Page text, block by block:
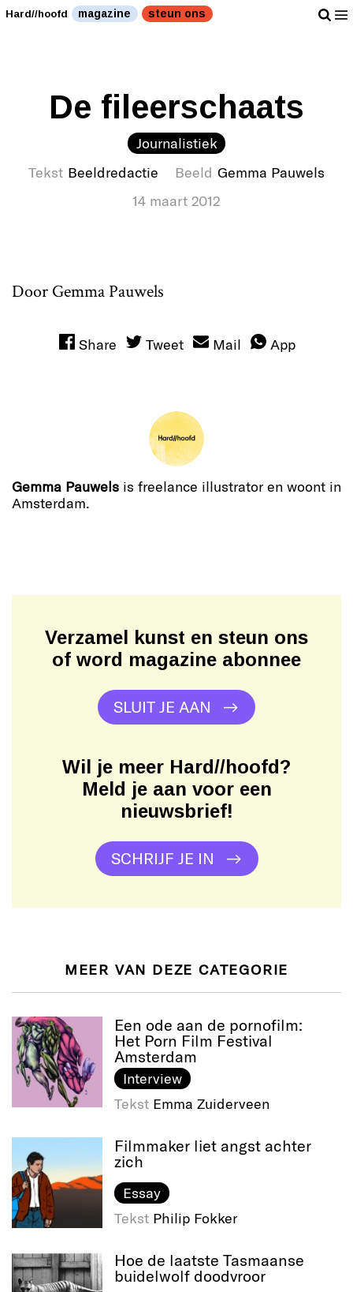
Kan ook met een schaats. " />Kan ook met een
schaats. " />
Hard//hoofd magazine steun ons
De fileerschaats
Journalistiek
Tekst Beeldredactie Beeld Gemma Pauwels
14 maart 2012
Door Gemma Pauwels
Share Tweet Mail App
Gemma Pauwels is freelance illustrator en woont in
Amsterdam.
Verzamel kunst en steun ons
of word magazine abonnee
SLUIT JE AAN
Wil je meer Hard//hoofd?
Meld je aan voor een
nieuwsbrief!
SCHRIJF JE IN
MEER VAN DEZE CATEGORIE
Een ode aan de pornofilm:
Het Porn Film Festival
Amsterdam
Interview
Tekst Emma Zuiderveen
Filmmaker liet angst achter
zich
Essay
Tekst Philip Fokker
Hoe de laatste Tasmaanse
buidelwolf doodvroor